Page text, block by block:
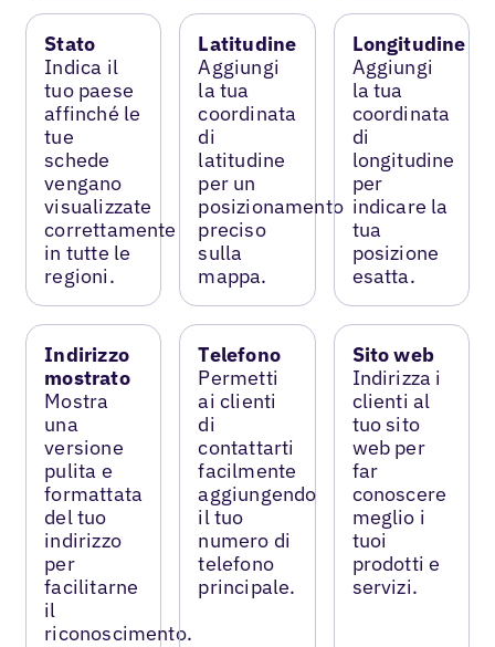
Stato
Indica il
tuo paese
affinché le
tue
schede
vengano
visualizzate
correttamente
in tutte le
regioni.
Latitudine
Aggiungi
la tua
coordinata
di
latitudine
per un
posizionamento
preciso
sulla
mappa.
Longitudine
Aggiungi
la tua
coordinata
di
longitudine
per
indicare la
tua
posizione
esatta.
Indirizzo
mostrato
Mostra
una
versione
pulita e
formattata
del tuo
indirizzo
per
facilitarne
il
riconoscimento.
Telefono
Permetti
ai clienti
di
contattarti
facilmente
aggiungendo
il tuo
numero di
telefono
principale.
Sito web
Indirizza i
clienti al
tuo sito
web per
far
conoscere
meglio i
tuoi
prodotti e
servizi.